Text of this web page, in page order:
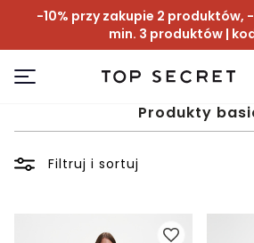
-10% przy zakupie 2 produktów,
min. 3 produktów |
Produkty
Filtruj i sortuj